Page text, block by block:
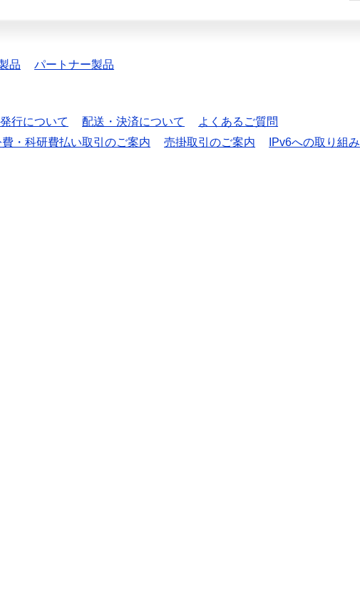
品 パートナー製品
行について 配送・決済について
よくあるご質問
・科研費払い取引のご案内 売掛取引のご案内
IPv6への取り組み